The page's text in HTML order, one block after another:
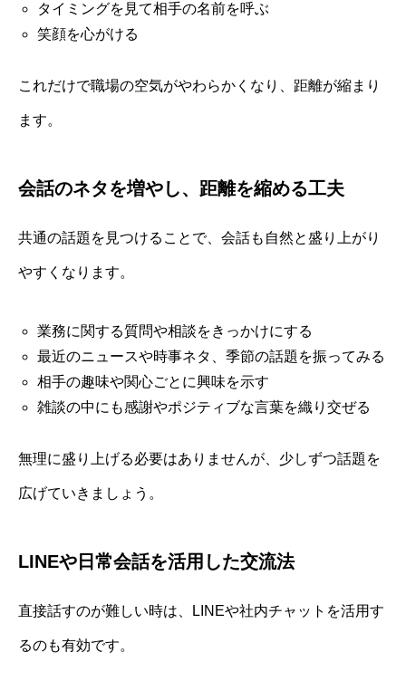
タイミングを見て相手の名前を呼ぶ
笑顔を心がける
これだけで職場の空気がやわらかくなり、距離が縮まり
ます。
会話のネタを増やし、距離を縮める工夫
共通の話題を見つけることで、会話も自然と盛り上がり
やすくなります。
業務に関する質問や相談をきっかけにする
最近のニュースや時事ネタ、季節の話題を振ってみる
相手の趣味や関心ごとに興味を示す
雑談の中にも感謝やポジティブな言葉を織り交ぜる
無理に盛り上げる必要はありませんが、少しずつ話題を
広げていきましょう。
LINEや日常会話を活用した交流法
直接話すのが難しい時は、LINEや社内チャットを活用す
るのも有効です。